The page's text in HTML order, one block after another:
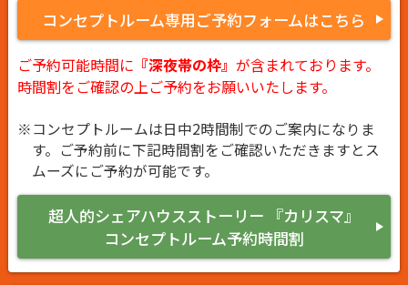
コンセプトルーム専用ご予約フォームはこちら
ご予約可能時間に 『深夜帯の枠』 が含まれております。
時間割をご確認の上ご予約をお願いいたします。
※コンセプトルームは日中2時間制でのご案内になりま
す。ご予約前に下記時間割をご確認いただきますとス
ムーズにご予約が可能です。
超人的シェアハウスストーリー 『カリスマ』
コンセプトルーム予約時間割